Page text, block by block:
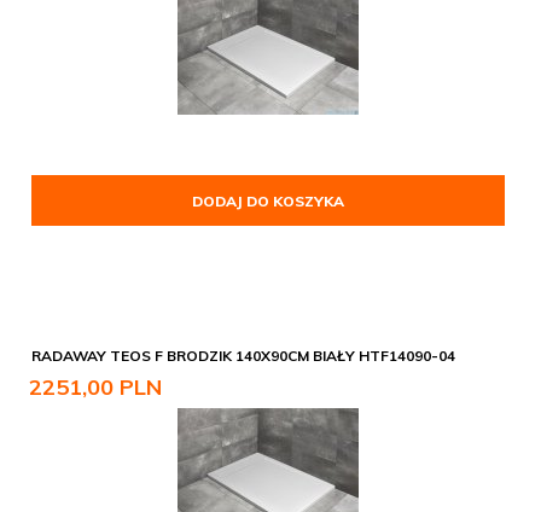
DODAJ DO KOSZYKA
RADAWAY TEOS F BRODZIK 140X90CM BIAŁY HTF14090-04
2251,00 PLN